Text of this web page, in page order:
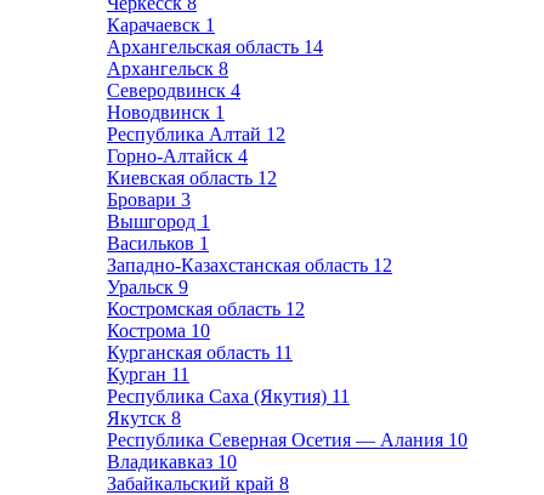
Карачаевск 1
Архангельская область 14
Архангельск 8
Северодвинск 4
Новодвинск 1
Республика Алтай 12
Горно-Алтайск 4
Киевская область 12
Бровари 3
Вышгород 1
Васильков 1
Западно-Казахстанская область 12
Уральск 9
Костромская область 12
Кострома 10
Курганская область 11
Курган 11
Республика Саха (Якутия) 11
Якутск 8
Республика Северная Осетия — Алания 10
Владикавказ 10
Забайкальский край 8